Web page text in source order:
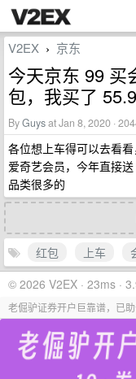
V2EX › 京东
今天京东 99 买
包，我买了
ByGuysat Jan 8, 2020 ·
各位想上车得可以去看
爱奇艺会员，今年直接
品类很多的
红包 上车
© 2026 V2EX · 23ms ·
老倔驴证券开户巨靠谱，已